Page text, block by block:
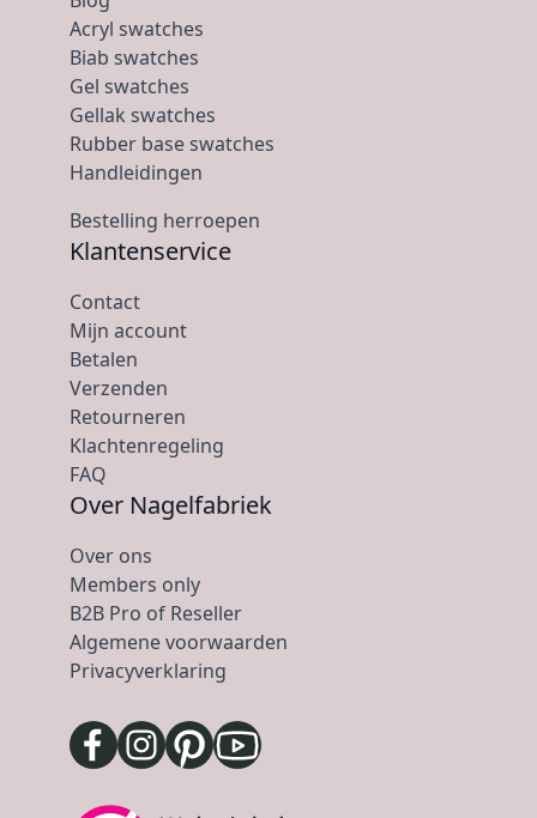
Acryl swatches
Biab swatches
Gel swatches
Gellak swatches
Rubber base swatches
Handleidingen
Bestelling herroepen
Klantenservice
Contact
Mijn account
Betalen
Verzenden
Retourneren
Klachtenregeling
FAQ
Over Nagelfabriek
Over ons
Members only
B2B Pro of Reseller
Algemene voorwaarden
Privacyverklaring